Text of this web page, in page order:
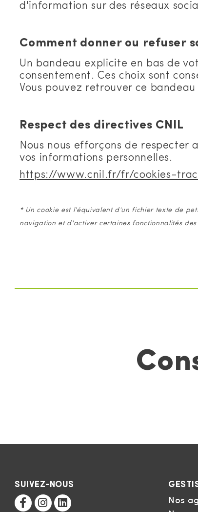
d'information sur des réseaux
Comment donner ou refuser
Un bandeau explicite en bas de
consentement. Ces choix sont
Vous pouvez retrouver ce
Respect des directives CNIL
Nous nous efforçons de respecter
vos informations personnelles.
https://www.cnil.fr/fr/cookies-
* Un cookie est l'équivalent d'un fichier texte de
navigation et d'activer certaines fonctionnalités des
SUIVEZ-NOUS
Nos